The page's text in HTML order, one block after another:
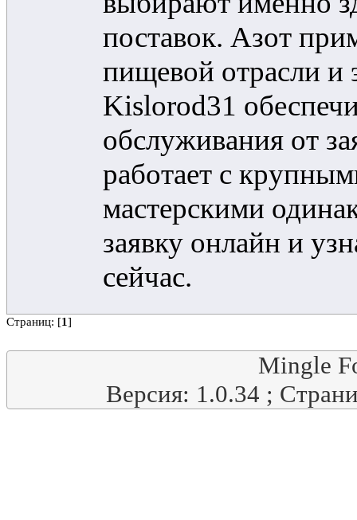
поставок. Азот
пищевой отрасли и
Kislorod31
обслуживания от
работает с
мастерскими
заявку онлайн и
сейчас.
Страниц: [1]
Mingle
Версия: 1.0.34 ;